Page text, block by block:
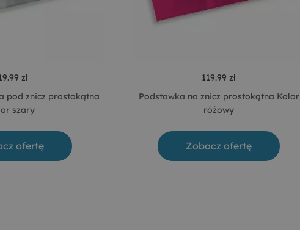
zł
pod znicz prostokątna
szary
ofertę
119.99 zł
Podstawka na znicz prostokątna Kolor
różowy
Zobacz ofertę